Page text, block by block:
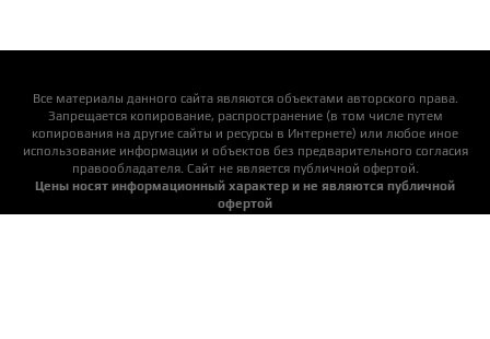
Все материалы данного сайта являются объектами авторского права.
Запрещается копирование, распространение (в том числе путем
копирования на другие сайты и ресурсы в Интернете) или любое иное
использование информации и объектов без предварительного согласия
правообладателя. Cайт не является публичной офертой.
Цены носят информационный характер и не являются публичной
офертой